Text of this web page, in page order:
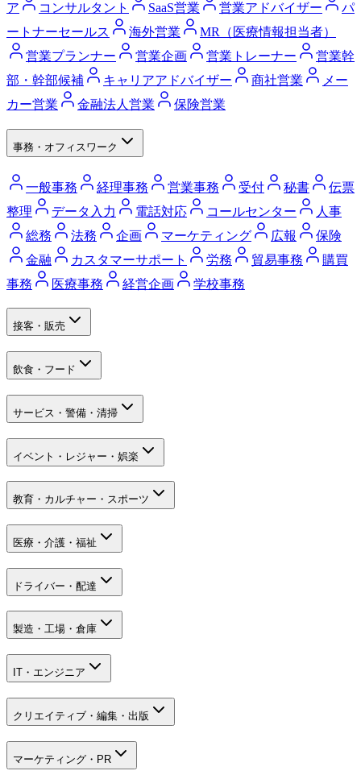
ア
コンサルタント SaaS営業 営業アドバイザー
パ
ートナーセールス
海外営業
MR（医療情報担当者）
営業プランナー
営業企画 営業トレーナー
営業幹
部・幹部候補
キャリアアドバイザー 商社営業
メー
カー営業
金融法人営業 保険営業
事務・オフィスワーク
一般事務 経理事務 営業事務 受付 秘書
伝票
整理
データ入力 電話対応 コールセンター
人事
総務
法務 企画 マーケティング 広報
保険
金融
カスタマーサポート 労務 貿易事務
購買
事務
医療事務 経営企画 学校事務
接客・販売
飲食・フード
サービス・警備・清掃
イベント・レジャー・娯楽
教育・カルチャー・スポーツ
医療・介護・福祉
ドライバー・配達
製造・工場・倉庫
IT・エンジニア
クリエイティブ・編集・出版
マーケティング・PR